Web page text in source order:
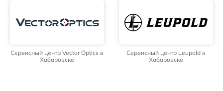
Сервисный центр Vector Optics в
Хабаровске
Сервисный центр Leupold в
Хабаровске